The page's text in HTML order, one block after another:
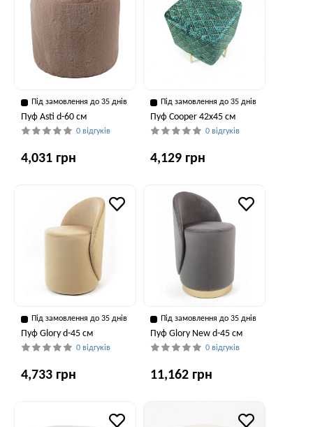
Під замовлення до 35 днів
Пуф Asti d-60 см
0 відгуків
4,031 грн
Під замовлення до 35 днів
Пуф Cooper 42x45 см
0 відгуків
4,129 грн
Під замовлення до 35 днів
Пуф Glory d-45 см
0 відгуків
4,733 грн
Під замовлення до 35 днів
Пуф Glory New d-45 см
0 відгуків
11,162 грн